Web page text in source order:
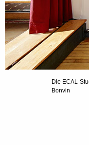
Die ECAL-
Bonvin